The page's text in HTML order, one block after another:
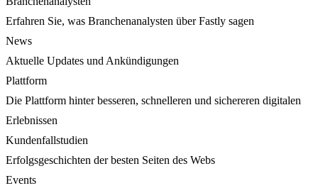
Erfahren Sie, was Branchenanalysten über Fastly sagen
News
Aktuelle Updates und Ankündigungen
Plattform
Die Plattform hinter besseren, schnelleren und sichereren digitalen
Erlebnissen
Kundenfallstudien
Erfolgsgeschichten der besten Seiten des Webs
Events